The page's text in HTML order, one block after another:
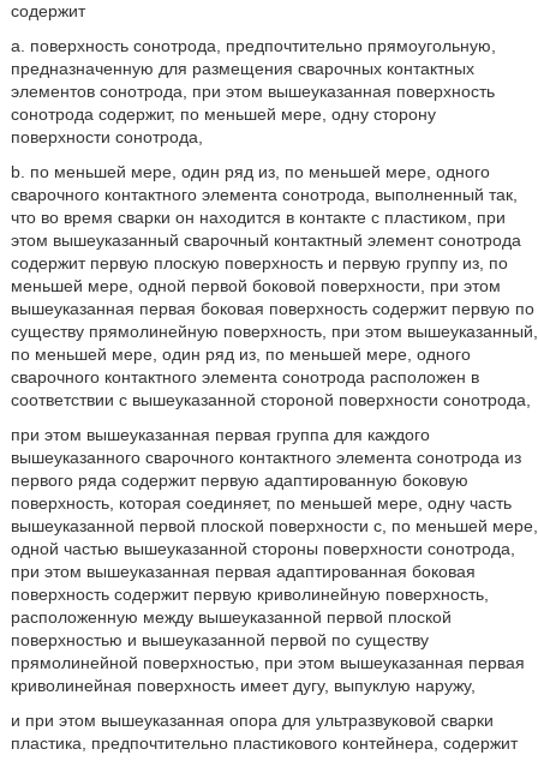
содержит
а. поверхность сонотрода, предпочтительно прямоугольную,
предназначенную для размещения сварочных контактных
элементов сонотрода, при этом вышеуказанная поверхность
сонотрода содержит, по меньшей мере, одну сторону
поверхности сонотрода,
b. по меньшей мере, один ряд из, по меньшей мере, одного
сварочного контактного элемента сонотрода, выполненный так,
что во время сварки он находится в контакте с пластиком, при
этом вышеуказанный сварочный контактный элемент сонотрода
содержит первую плоскую поверхность и первую группу из, по
меньшей мере, одной первой боковой поверхности, при этом
вышеуказанная первая боковая поверхность содержит первую по
существу прямолинейную поверхность, при этом вышеуказанный,
по меньшей мере, один ряд из, по меньшей мере, одного
сварочного контактного элемента сонотрода расположен в
соответствии с вышеуказанной стороной поверхности сонотрода,
при этом вышеуказанная первая группа для каждого
вышеуказанного сварочного контактного элемента сонотрода из
первого ряда содержит первую адаптированную боковую
поверхность, которая соединяет, по меньшей мере, одну часть
вышеуказанной первой плоской поверхности с, по меньшей мере,
одной частью вышеуказанной стороны поверхности сонотрода,
при этом вышеуказанная первая адаптированная боковая
поверхность содержит первую криволинейную поверхность,
расположенную между вышеуказанной первой плоской
поверхностью и вышеуказанной первой по существу
прямолинейной поверхностью, при этом вышеуказанная первая
криволинейная поверхность имеет дугу, выпуклую наружу,
и при этом вышеуказанная опора для ультразвуковой сварки
пластика, предпочтительно пластикового контейнера, содержит